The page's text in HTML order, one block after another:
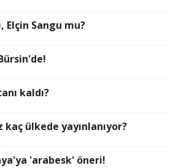
Elçin Sangu mu?
kaldı?
kaç ülkede yayınlanıyor?
'arabesk' öneri!